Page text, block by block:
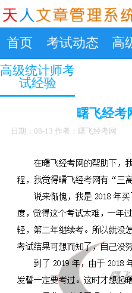
首页 考试动态 高
高级统计师考
试经验
曙飞经考
日期：08-13 作者：曙飞经考网